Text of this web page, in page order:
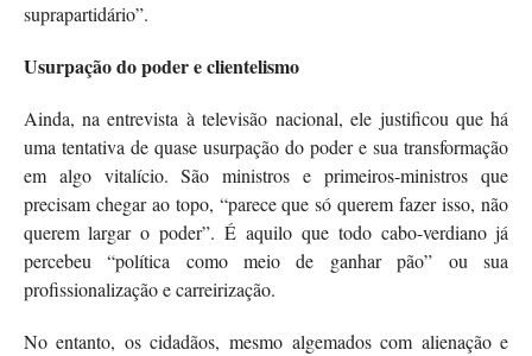
suprapartidário”.
Usurpação do poder e clientelismo
Ainda, na entrevista à televisão nacional, ele justificou que há
uma tentativa de quase usurpação do poder e sua transformação
em algo vitalício. São ministros e primeiros-ministros que
precisam chegar ao topo, “parece que só querem fazer isso, não
querem largar o poder”. É aquilo que todo cabo-verdiano já
percebeu “política como meio de ganhar pão” ou sua
profissionalização e carreirização.
No entanto, os cidadãos, mesmo algemados com alienação e